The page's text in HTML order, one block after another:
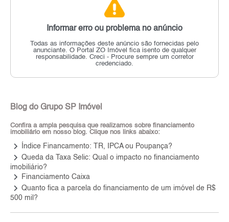
Informar erro ou problema no anúncio
Todas as informações deste anúncio são fornecidas pelo
anunciante. O Portal ZO Imóvel fica isento de qualquer
responsabilidade. Creci - Procure sempre um corretor
credenciado.
Blog do Grupo SP Imóvel
Confira a ampla pesquisa que realizamos sobre financiamento
imobiliário em nosso blog. Clique nos links abaixo:
keyboard_arrow_right Índice Financamento: TR, IPCA ou Poupança?
keyboard_arrow_right Queda da Taxa Selic: Qual o impacto no financiamento
imobiliário?
keyboard_arrow_right Financiamento Caixa
keyboard_arrow_right Quanto fica a parcela do financiamento de um imóvel de R$
500 mil?